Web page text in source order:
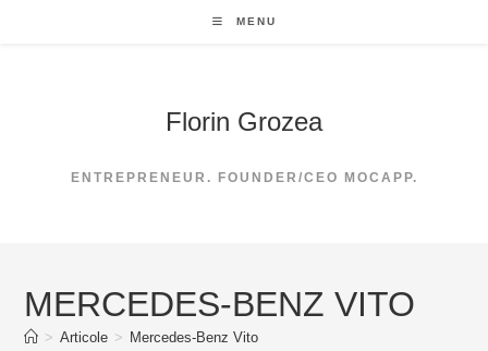
MENU
Florin Grozea
ENTREPRENEUR. FOUNDER/CEO MOCAPP.
MERCEDES-BENZ VITO
> Articole > Mercedes-Benz Vito